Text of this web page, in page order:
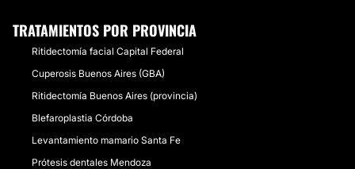
TRATAMIENTOS POR PROVINCIA
Ritidectomía facial Capital Federal
Cuperosis Buenos Aires (GBA)
Ritidectomía Buenos Aires (provincia)
Blefaroplastia Córdoba
Levantamiento mamario Santa Fe
Prótesis dentales Mendoza